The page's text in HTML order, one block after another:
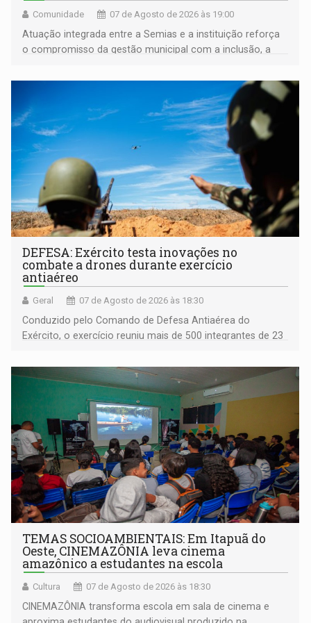
Comunidade 07 de Agosto de 2026 às 19:00
Atuação integrada entre a Semias e a instituição reforça
o compromisso da gestão municipal com a inclusão, a
DEFESA: Exército testa inovações no
combate a drones durante exercício
antiaéreo
Geral 07 de Agosto de 2026 às 18:30
Conduzido pelo Comando de Defesa Antiaérea do
Exército, o exercício reuniu mais de 500 integrantes de 23
TEMAS SOCIOAMBIENTAIS: Em Itapuã do
Oeste, CINEMAZÔNIA leva cinema
amazônico a estudantes na escola
Cultura 07 de Agosto de 2026 às 18:30
CINEMAZÔNIA transforma escola em sala de cinema e